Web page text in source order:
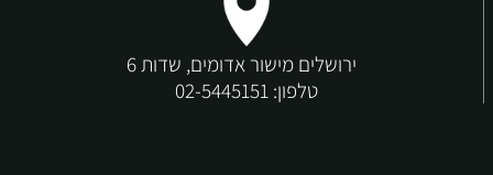
ירושלים מישור אדומים, שדות 6
טלפון:02-5445151